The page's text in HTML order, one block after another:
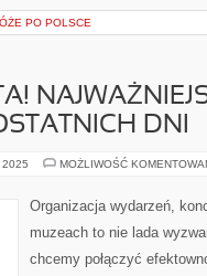
PO POLSCE
DNI
2025 MOŻLIWOŚĆ
Organizacja wydarzeń,
muzeach to nie lada
chcemy połączyć